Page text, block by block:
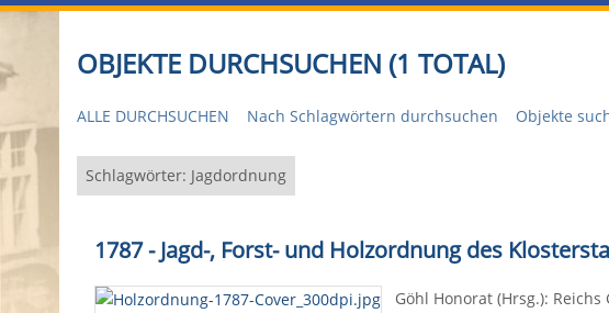
z
r
H
u
p
e
OBJEKTE DURCHSUCHEN (1 TOTAL)
ALLE DURCHSUCHEN Nach Schlagwörtern durchsuchen Objekte
Schlagwörter: Jagdordnung
1787 - Jagd-, Forst- und Holzordnung des
Göhl Honorat (Hrsg.):